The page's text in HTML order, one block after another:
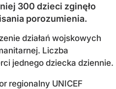
300 dzieci zginęło
porozumienia.
działań wojskowych
Liczba
jednego dziecka dziennie.
regionalny UNICEF